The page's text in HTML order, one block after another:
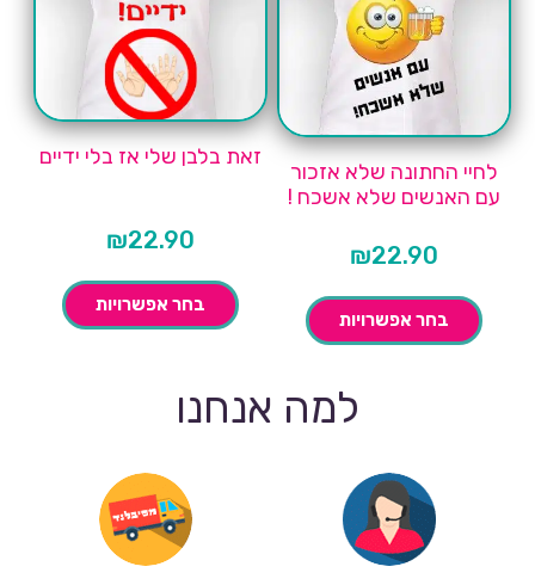
לחיי החתונה שלא אזכור
עם האנשים שלא אשכח !
₪22.90
בחר אפשרויות
זאת בלבן שלי אז בלי ידיים
₪22.90
בחר אפשרויות
למה אנחנו